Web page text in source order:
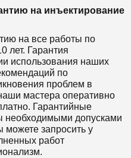
на инъектирование
на все работы по
лет. Гарантия
использования наших
по
проблем в
мастера оперативно
Гарантийные
необходимыми допусками
можете запросить у
работ